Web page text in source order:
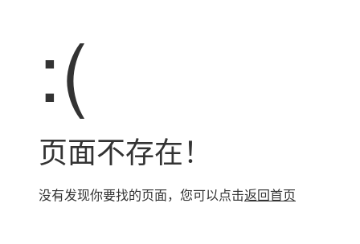
:(
页面不存在！
没有发现你要找的页面，您可以点击返回首页